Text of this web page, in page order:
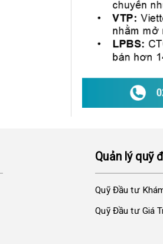
Quản lý quỹ
Quỹ Đầu tư
Quỹ Đầu tư Giá